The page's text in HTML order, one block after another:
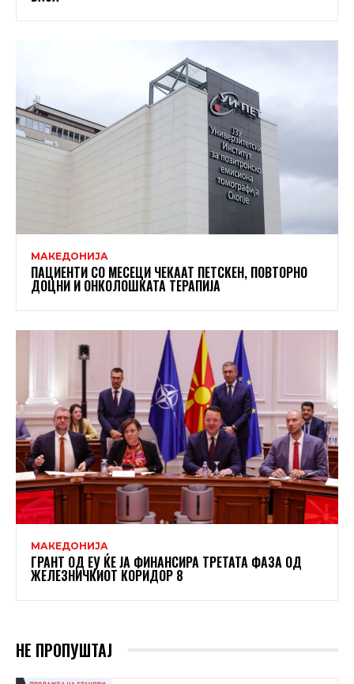
МАКЕДОНИЈА
ПАЦИЕНТИ СО МЕСЕЦИ ЧЕКААТ ПЕТСКЕН, ПОВТОРНО
ДОЦНИ И ОНКОЛОШКАТА ТЕРАПИЈА
МАКЕДОНИЈА
ГРАНТ ОД ЕУ ЌЕ ЈА ФИНАНСИРА ТРЕТАТА ФАЗА ОД
ЖЕЛЕЗНИЧКИОТ КОРИДОР 8
НЕ ПРОПУШТАЈ